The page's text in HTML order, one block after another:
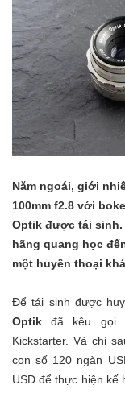
Năm ngoái, giới
100mm f2.8 với
Optik được tái sinh.
hãng quang học
một huyền thoại
Để tái sinh được
Optik đã kêu gọi
Kickstarter. Và chỉ
con số 120 ngàn
USD để thực hiện kế